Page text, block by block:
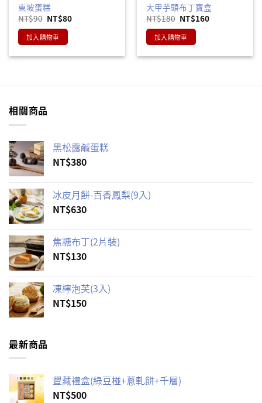
東坡蛋糕
NT$90 原
始
價
格：
NT$90。
NT$80目
加入購物車
大甲芋頭布丁寶盒
NT$180 原
始
價
格：
NT$180。
NT$160目
加入購物車
相關商品
黑松露鹹蛋糕
NT$380
冰皮月餅-百香鳳梨(9入)
NT$630
焦糖布丁(2片裝)
NT$130
凍檸泡芙(3入)
NT$150
最新商品
豐藏禮盒(綠豆椪+蔥軋餅+千層)
NT$500